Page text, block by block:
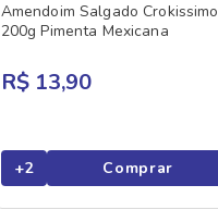
Amendoim Salgado Crokissimo
200g Pimenta Mexicana
R$ 13,90
+2 Comprar